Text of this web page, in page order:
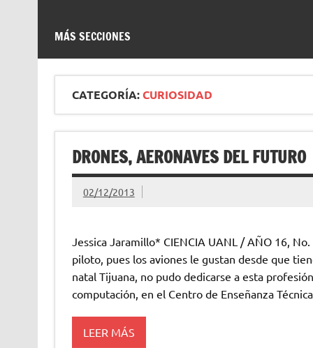
MÁS SECCIONES
CATEGORÍA:CURIOSIDAD
DRONES, AERONAVES DEL FUTURO
02/12/2013
Jessica Jaramillo* CIENCIA UANL / AÑO 16,
piloto, pues los aviones le gustan desde que
natal Tijuana, no pudo dedicarse a esta
computación, en el Centro de Enseñanza
LEER MÁS